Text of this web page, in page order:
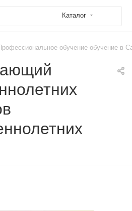
Каталог
обучение обучение в